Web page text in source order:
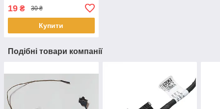
19 ₴ 30 ₴
Купити
Подібні товари компанії